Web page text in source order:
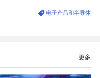
的核心基材。电子布具备高
电子产品和半导体
更多